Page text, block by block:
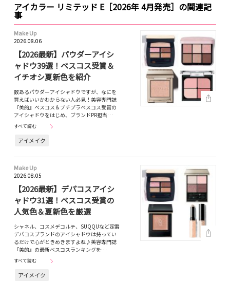
アイカラー リミテッド E［2026年 4月発売］の関連記
事
Make Up
2026.08.06
【2026最新】パウダーアイシ
ャドウ39選！ベスコス受賞＆
イチオシ夏新色を紹介
数あるパウダーアイシャドウですが、なにを
買えばいいかわからない人必見！美容専門誌
『美的』ベスコス＆プチプラベスコス受賞の
アイシャドウをはじめ、ブランドPR担当…
すべて読む
アイメイク
Make Up
2026.08.05
【2026最新】デパコスアイシ
ャドウ31選！ベスコス受賞の
人気色＆夏新色を厳選
シャネル、コスメデコルテ、SUQQUなど定番
デパコスブランドのアイシャドウは持ってい
るだけで心がときめきますよね♪美容専門誌
『美的』の最新ベスコスランキングを…
すべて読む
アイメイク